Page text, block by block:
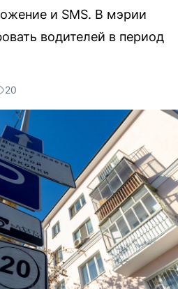
и SMS. В мэрии
водителей в период
20